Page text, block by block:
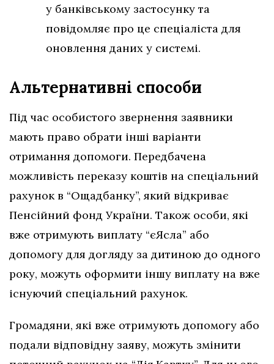
у банківському застосунку та
повідомляє про це спеціаліста для
оновлення даних у системі.
Альтернативні способи
Під час особистого звернення заявники
мають право обрати інші варіанти
отримання допомоги. Передбачена
можливість переказу коштів на спеціальний
рахунок в “Ощадбанку”, який відкриває
Пенсійний фонд України. Також особи, які
вже отримують виплату “єЯсла” або
допомогу для догляду за дитиною до одного
року, можуть оформити іншу виплату на вже
існуючий спеціальний рахунок.
Громадяни, які вже отримують допомогу або
подали відповідну заяву, можуть змінити